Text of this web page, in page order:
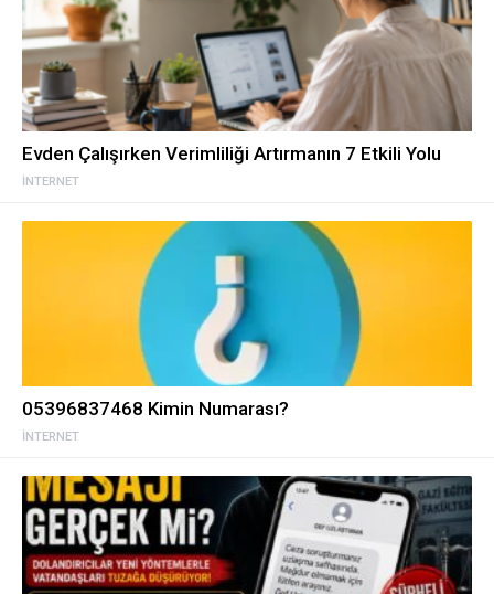
İNTERNET
Evden Çalışırken Verimliliği Artırmanın 7 Etkili Yolu
İNTERNET
05396837468 Kimin Numarası?